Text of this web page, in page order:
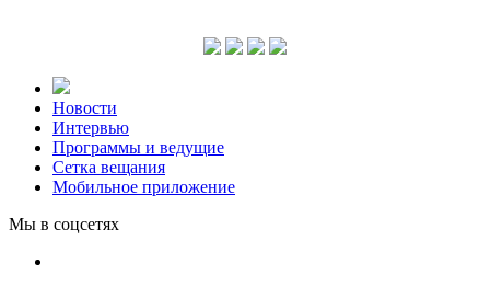
Новости
Интервью
Программы и ведущие
Сетка вещания
Мобильное приложение
Мы в соцсетях